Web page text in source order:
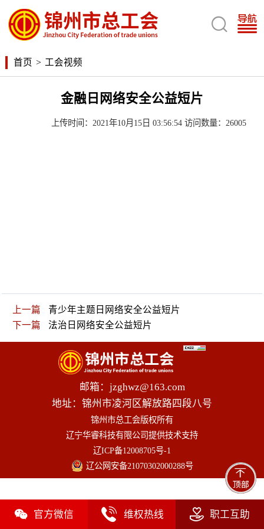
 官方微信  维权热线  职工互助

首页 > 工会视频
金融日网络安全公益短片
上传时间：2021年10月15日 03:56:54 访问数量：26005
上一篇
青少年主题日网络安全公益短片
下一篇
法治日网络安全公益短片
邮箱：jzghwz@163.com
地址：锦州市凌河区解放路四段八号
锦州市总工会版权所有
辽宁华睿科技有限公司提供技术支持
辽ICP备12008705号-1
辽公网安备21070302000288号